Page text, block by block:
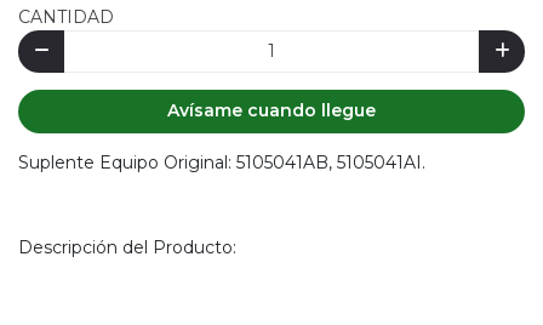
CANTIDAD
Avísame cuando llegue
Suplente Equipo Original: 5105041AB, 5105041AI.
Descripción del Producto: